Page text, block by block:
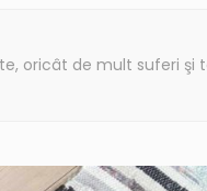
oricât de mult suferi şi